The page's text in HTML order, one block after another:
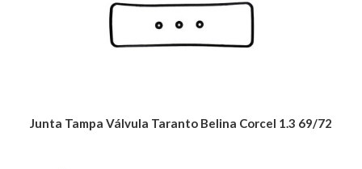
Junta Tampa Válvula Taranto Belina Corcel 1.3 69/72